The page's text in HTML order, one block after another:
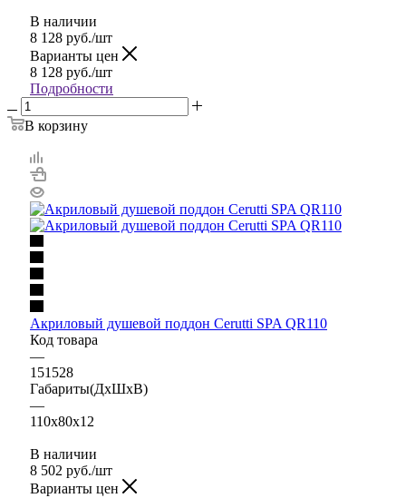
В наличии
8 128 руб./шт
Варианты цен
8 128 руб./шт
Подробности
В корзину
Акриловый душевой поддон Cerutti SPA QR110
Код товара
—
151528
Габариты(ДхШхВ)
—
110x80x12
В наличии
8 502 руб./шт
Варианты цен